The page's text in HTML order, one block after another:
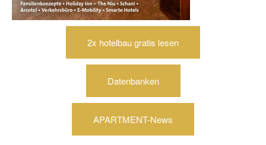
2x hotelbau gratis lesen
Datenbanken
APARTMENT-News